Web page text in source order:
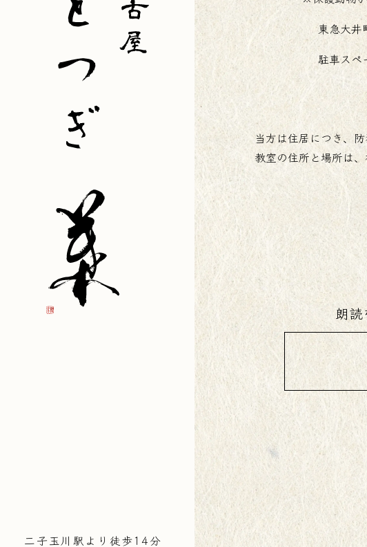
二子玉川駅より徒歩14分
東急大
駐車スペ
当方は住居につき、
教室の住所と場所は
朗読